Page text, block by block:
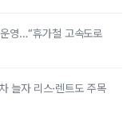
영…“휴가철 고속도로
늘자 리스·렌트도 주목